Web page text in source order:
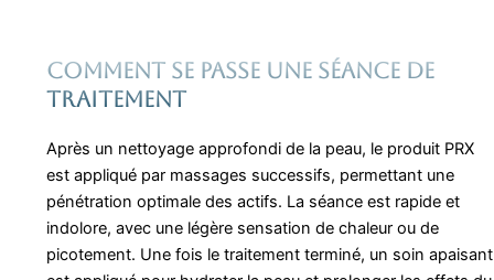
Comment se passe une séance de
traitement
Après un nettoyage approfondi de la peau, le produit PRX
est appliqué par massages successifs, permettant une
pénétration optimale des actifs. La séance est rapide et
indolore, avec une légère sensation de chaleur ou de
picotement. Une fois le traitement terminé, un soin apaisant